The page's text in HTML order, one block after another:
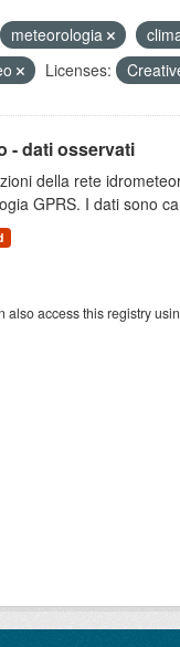
meteorologia
Licenses:
- dati osservati
della rete
GPRS. I dati sono
also access this registry